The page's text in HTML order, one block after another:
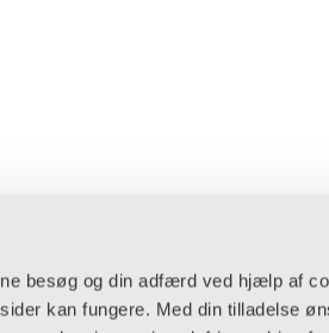
besøg og din adfærd ved hjælp af
kan fungere. Med din tilladelse